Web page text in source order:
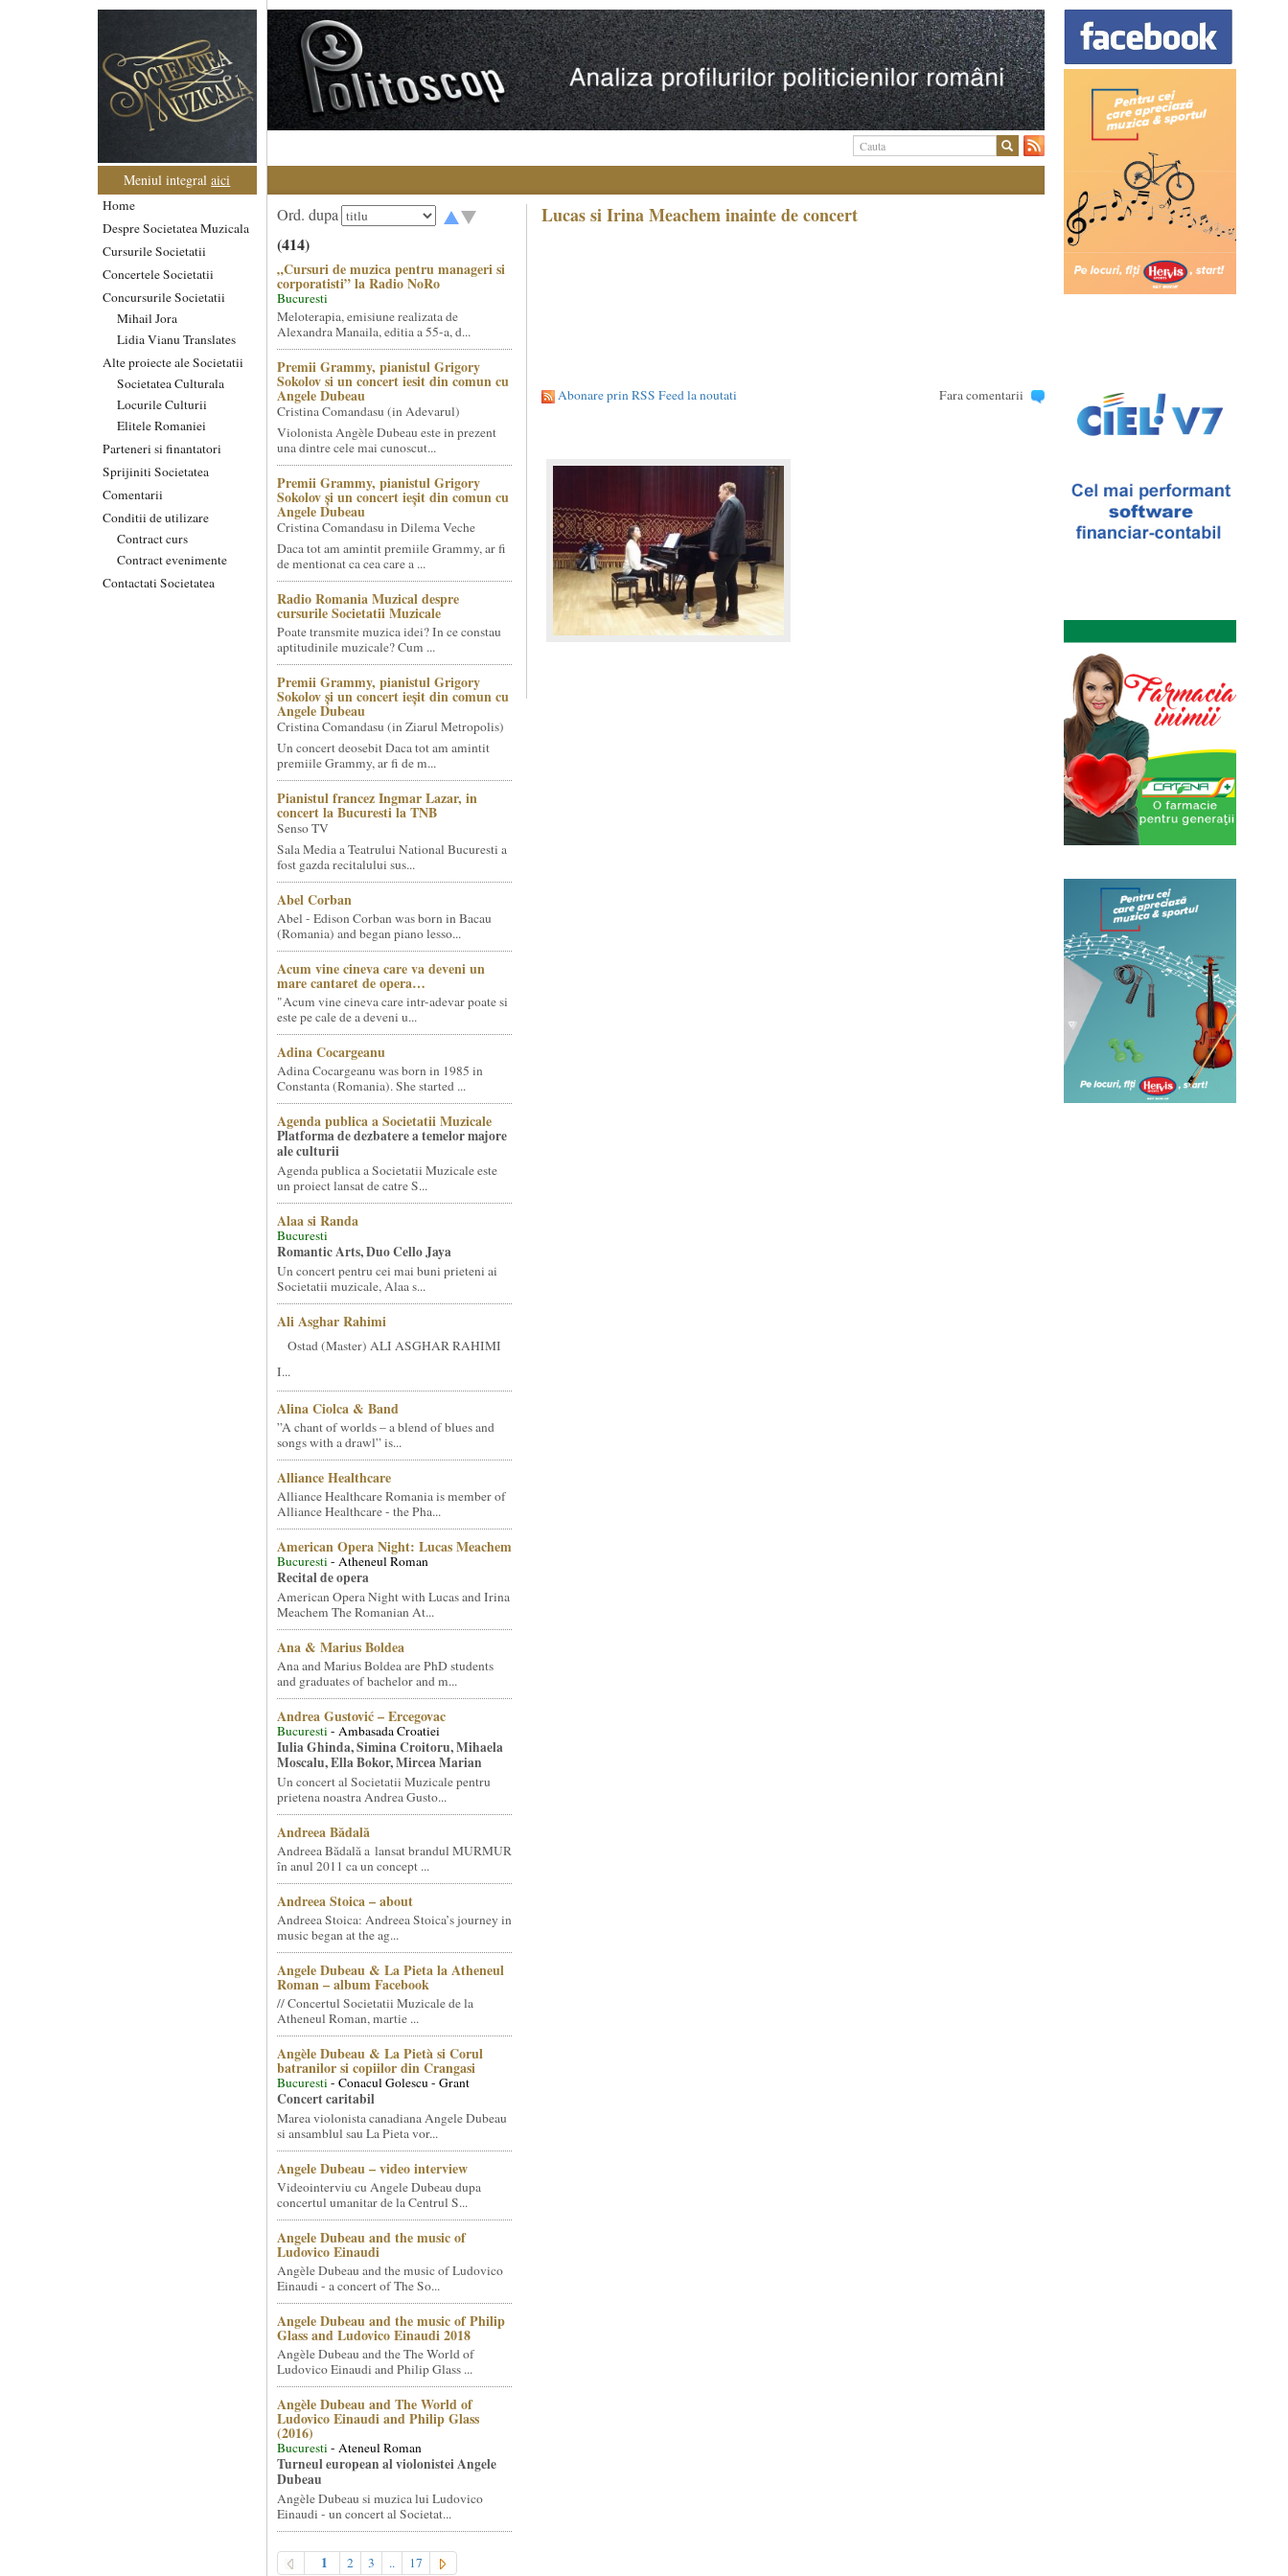
Meniul integralaici
Home
Despre Societatea Muzicala
Cursurile Societatii
Concertele Societatii
Concursurile Societatii
Mihail Jora
Lidia Vianu Translates
Alte proiecte ale Societatii
Societatea Culturala
Locurile Culturii
Elitele Romaniei
Parteneri si finantatori
Sprijiniti Societatea
Comentarii
Conditii de utilizare
Contract curs
Contract evenimente
Contactati Societatea
Ord. dupa
(414)
„Cursuri de muzica pentru manageri si
corporatisti” la Radio NoRo
Bucuresti
Meloterapia, emisiune realizata de
Alexandra Manaila, editia a 55-a, d...
Premii Grammy, pianistul Grigory
Sokolov si un concert iesit din comun cu
Angele Dubeau
Cristina Comandasu (in Adevarul)
Violonista Angèle Dubeau este in prezent
una dintre cele mai cunoscut...
Premii Grammy, pianistul Grigory
Sokolov și un concert ieșit din comun cu
Angele Dubeau
Cristina Comandasu in Dilema Veche
Daca tot am amintit premiile Grammy, ar fi
de mentionat ca cea care a ...
Radio Romania Muzical despre
cursurile Societatii Muzicale
Poate transmite muzica idei? In ce constau
aptitudinile muzicale? Cum ...
Premii Grammy, pianistul Grigory
Sokolov și un concert ieșit din comun cu
Angele Dubeau
Cristina Comandasu (in Ziarul Metropolis)
Un concert deosebit Daca tot am amintit
premiile Grammy, ar fi de m...
Pianistul francez Ingmar Lazar, in
concert la Bucuresti la TNB
Senso TV
Sala Media a Teatrului National Bucuresti a
fost gazda recitalului sus...
Abel Corban
Abel - Edison Corban was born in Bacau
(Romania) and began piano lesso...
Acum vine cineva care va deveni un
mare cantaret de opera…
"Acum vine cineva care intr-adevar poate si
este pe cale de a deveni u...
Adina Cocargeanu
Adina Cocargeanu was born in 1985 in
Constanta (Romania). She started ...
Agenda publica a Societatii Muzicale
Platforma de dezbatere a temelor majore
ale culturii
Agenda publica a Societatii Muzicale este
un proiect lansat de catre S...
Alaa si Randa
Bucuresti
Romantic Arts, Duo Cello Jaya
Un concert pentru cei mai buni prieteni ai
Societatii muzicale, Alaa s...
Ali Asghar Rahimi
Ostad (Master) ALI ASGHAR RAHIMI
I...
Alina Ciolca & Band
”A chant of worlds – a blend of blues and
songs with a drawl” is...
Alliance Healthcare
Alliance Healthcare Romania is member of
Alliance Healthcare - the Pha...
American Opera Night: Lucas Meachem
Bucuresti- Atheneul Roman
Recital de opera
American Opera Night with Lucas and Irina
Meachem The Romanian At...
Ana & Marius Boldea
Ana and Marius Boldea are PhD students
and graduates of bachelor and m...
Andrea Gustović – Ercegovac
Bucuresti- Ambasada Croatiei
Iulia Ghinda, Simina Croitoru, Mihaela
Moscalu, Ella Bokor, Mircea Marian
Un concert al Societatii Muzicale pentru
prietena noastra Andrea Gusto...
Andreea Bădală
Andreea Bădală a lansat brandul MURMUR
în anul 2011 ca un concept ...
Andreea Stoica – about
Andreea Stoica: Andreea Stoica’s journey in
music began at the ag...
Angele Dubeau & La Pieta la Atheneul
Roman – album Facebook
// Concertul Societatii Muzicale de la
Atheneul Roman, martie ...
Angèle Dubeau & La Pietà si Corul
batranilor si copiilor din Crangasi
Bucuresti- Conacul Golescu - Grant
Concert caritabil
Marea violonista canadiana Angele Dubeau
si ansamblul sau La Pieta vor...
Angele Dubeau – video interview
Videointerviu cu Angele Dubeau dupa
concertul umanitar de la Centrul S...
Angele Dubeau and the music of
Ludovico Einaudi
Angèle Dubeau and the music of Ludovico
Einaudi - a concert of The So...
Angele Dubeau and the music of Philip
Glass and Ludovico Einaudi 2018
Angèle Dubeau and the The World of
Ludovico Einaudi and Philip Glass ...
Angèle Dubeau and The World of
Ludovico Einaudi and Philip Glass
(2016)
Bucuresti- Ateneul Roman
Turneul european al violonistei Angele
Dubeau
Angèle Dubeau si muzica lui Ludovico
Einaudi - un concert al Societat...
1 2 3 .. 17
Lucas si Irina Meachem inainte de concert
Abonare prin RSS Feed la noutati Fara comentarii